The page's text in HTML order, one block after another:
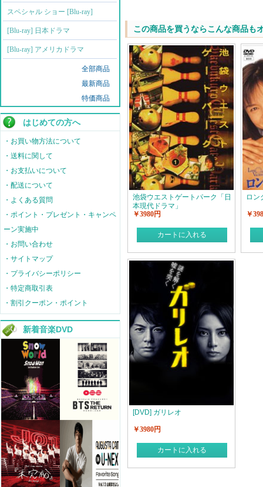
スペシャル ショー [Blu-ray]
[Blu-ray] 日本ドラマ
[Blu-ray] アメリカドラマ
全部商品
最新商品
特価商品
はじめての方へ
・お買い物方法について
・送料に関して
・お支払いについて
・配送について
・よくある質問
・ポイント・プレゼント・キャンペ
ーン実施中
・お問い合わせ
・サイトマップ
・プライバシーポリシー
・特定商取引表
・割引クーポン・ポイント
新着音楽DVD
この商品を買うならこんな商品も
池袋ウエストゲートパーク「日
本現代ドラマ」
￥3980円
カートに入れる
ロン
￥
[DVD] ガリレオ
￥3980円
カートに入れる